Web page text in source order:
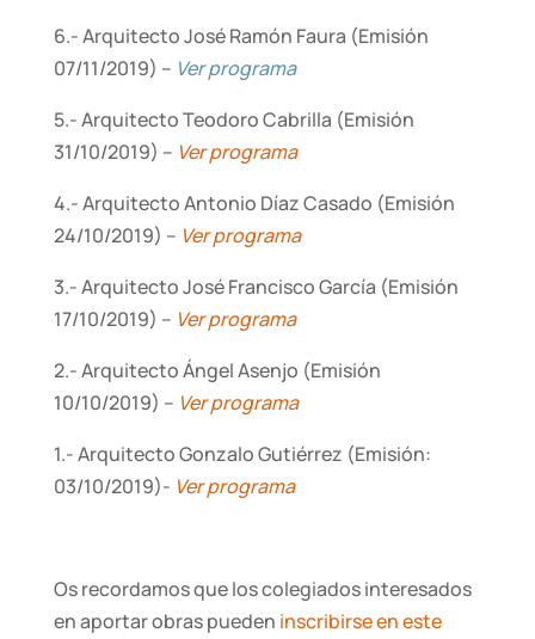
6.- Arquitecto José Ramón Faura (Emisión
07/11/2019) – Ver programa
5.- Arquitecto Teodoro Cabrilla (Emisión
31/10/2019) – Ver programa
4.- Arquitecto Antonio Díaz Casado (Emisión
24/10/2019) – Ver programa
3.- Arquitecto José Francisco García (Emisión
17/10/2019) – Ver programa
2.- Arquitecto Ángel Asenjo (Emisión
10/10/2019) – Ver programa
1.- Arquitecto Gonzalo Gutiérrez (Emisión:
03/10/2019)- Ver programa
Os recordamos que los colegiados interesados
en aportar obras pueden inscribirse en este